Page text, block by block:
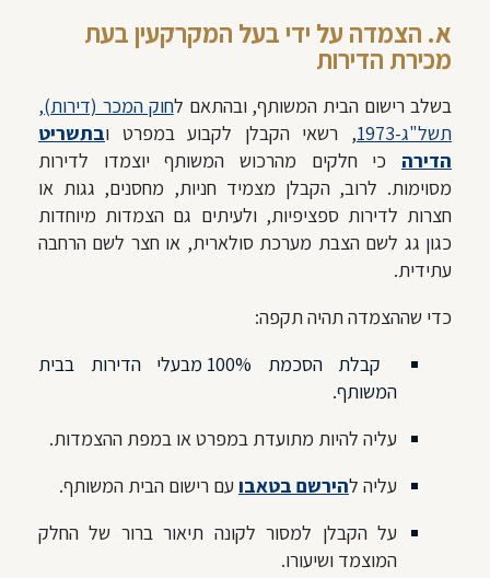
א. הצמדה על ידי בעל המקרקעין בעת
מכירת הדירות
בשלב רישום הבית המשותף, ובהתאם לחוק המכר (דירות),
תשל"ג-1973
, רשאי הקבלן לקבוע במפרט ובתשריט
הדירה כי חלקים מהרכוש המשותף יוצמדו לדירות
מסוימות. לרוב, הקבלן מצמיד חניות, מחסנים, גגות או
חצרות לדירות ספציפיות, ולעיתים גם הצמדות מיוחדות
כגון גג לשם הצבת מערכת סולארית, או חצר לשם הרחבה
עתידית.
כדי שההצמדה תהיה תקפה:
קבלת הסכמת 100% מבעלי הדירות בבית
המשותף.
עליה להיות מתועדת במפרט או במפת ההצמדות.
עליה להירשם בטאבו עם רישום הבית המשותף.
על הקבלן למסור לקונה תיאור ברור של החלק
המוצמד ושיעורו.